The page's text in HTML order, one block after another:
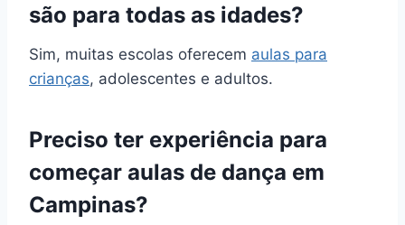
são para todas as idades?
Sim, muitas escolas oferecem aulas para
crianças, adolescentes e adultos.
Preciso ter experiência para
começar aulas de dança em
Campinas?